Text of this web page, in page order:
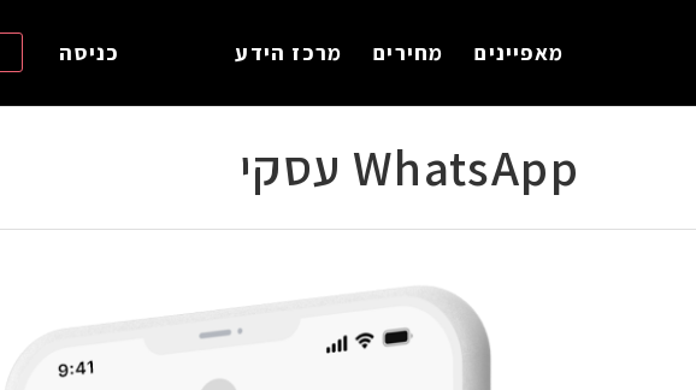
מאפיינים מחירים מרכז הידע כניסה
WhatsApp עסקי